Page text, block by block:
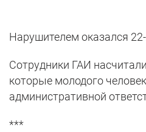
Нарушителем оказался
Сотрудники ГАИ
которые молодого
административной
***